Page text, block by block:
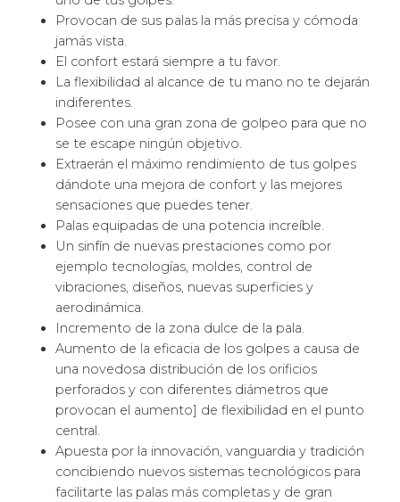
Provocan de sus palas la más precisa y cómoda
jamás vista.
El confort estará siempre a tu favor.
La flexibilidad al alcance de tu mano no te dejarán
indiferentes.
Posee con una gran zona de golpeo para que no
se te escape ningún objetivo.
Extraerán el máximo rendimiento de tus golpes
dándote una mejora de confort y las mejores
sensaciones que puedes tener.
Palas equipadas de una potencia increíble.
Un sinfín de nuevas prestaciones como por
ejemplo tecnologías, moldes, control de
vibraciones, diseños, nuevas superficies y
aerodinámica.
Incremento de la zona dulce de la pala.
Aumento de la eficacia de los golpes a causa de
una novedosa distribución de los orificios
perforados y con diferentes diámetros que
provocan el aumento] de flexibilidad en el punto
central.
Apuesta por la innovación, vanguardia y tradición
concibiendo nuevos sistemas tecnológicos para
facilitarte las palas más completas y de gran